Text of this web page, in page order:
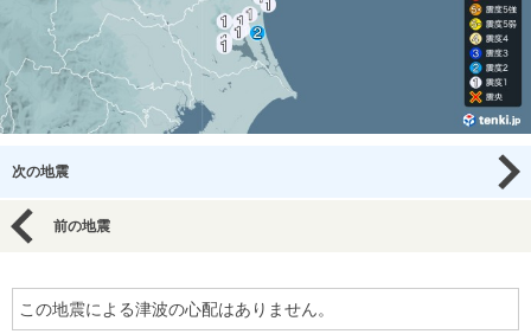
次の地震
前の地震
この地震による津波の心配はありません。